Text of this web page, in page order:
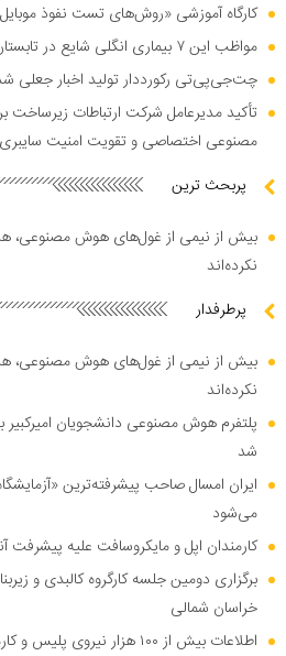
کارگاه آموزشی «روش‌های تست نفوذ
مواظب این ۷ بیماری انگلی شایع در تابستان باشید
چت‌جی‌پی‌تی رکورددار تولید اخبار جعلی
تأکید مدیرعامل شرکت ارتباطات
مصنوعی اختصاصی و تقویت امنیت سایبری
پربحث ترین
بیش از نیمی از غول‌های هوش مصنوعی،
نکرده‌اند
پرطرفدار
بیش از نیمی از غول‌های هوش مصنوعی،
نکرده‌اند
پلتفرم هوش مصنوعی دانشجویان امیرکبیر
شد
ایران امسال صاحب پیشرفته‌ترین
می‌شود
کارمندان اپل و مایکروسافت علیه پیشرفت
برگزاری دومین جلسه کارگروه کالبدی و
خراسان شمالی
اطلاعات بیش از ۱۰۰ هزار نیروی پلیس و کارمند امنیتی بریتانیا هک شد